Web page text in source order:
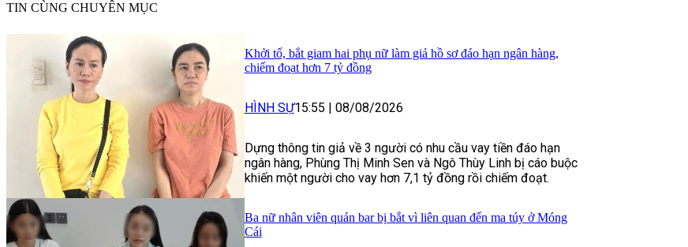
TIN CÙNG CHUYÊN MỤC
Khởi tố, bắt giam hai phụ nữ làm giả hồ sơ đáo hạn ngân hàng,
chiếm đoạt hơn 7 tỷ đồng
HÌNH SỰ15:55 08/08/2026
Dựng thông tin giả về 3 người có nhu cầu vay tiền đáo hạn
ngân hàng, Phùng Thị Minh Sen và Ngô Thùy Linh bị cáo buộc
khiến một người cho vay hơn 7,1 tỷ đồng rồi chiếm đoạt.
Ba nữ nhân viên quán bar bị bắt vì liên quan đến ma túy ở Móng
Cái